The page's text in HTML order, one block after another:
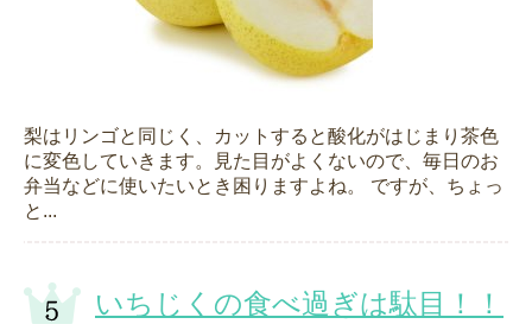
梨はリンゴと同じく、カットすると酸化がはじまり茶色
に変色していきます。見た目がよくないので、毎日のお
弁当などに使いたいとき困りますよね。 ですが、ちょっ
と...
いちじくの食べ過ぎは駄目！！